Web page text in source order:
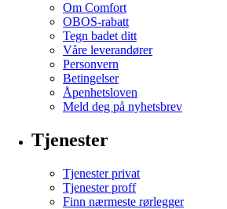
Om Comfort
OBOS-rabatt
Tegn badet ditt
Våre leverandører
Personvern
Betingelser
Åpenhetsloven
Meld deg på nyhetsbrev
Tjenester
Tjenester privat
Tjenester proff
Finn nærmeste rørlegger